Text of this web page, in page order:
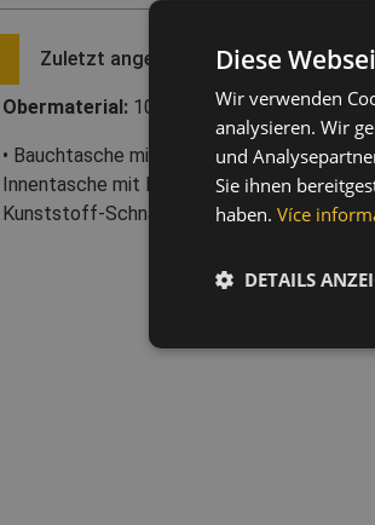
Zuletzt angesehene Artikel
Obermaterial: 100 % Polyester
• Bauchtasche mit 3 Fächern im trendigen
Innentasche mit Reißverschluss •
Kunststoff-Schnalle
Diese
Wir verwenden
analysieren. Wir
und
Sie ihnen
haben. Více
DETAILS